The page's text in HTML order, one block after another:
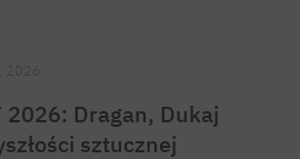
Dragan, Dukaj
sztucznej